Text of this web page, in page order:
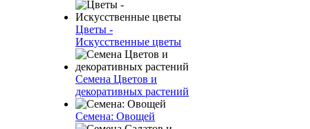
Цветы -
Искусственные цветы
Семена Цветов и
декоративных растений
Семена: Овощей